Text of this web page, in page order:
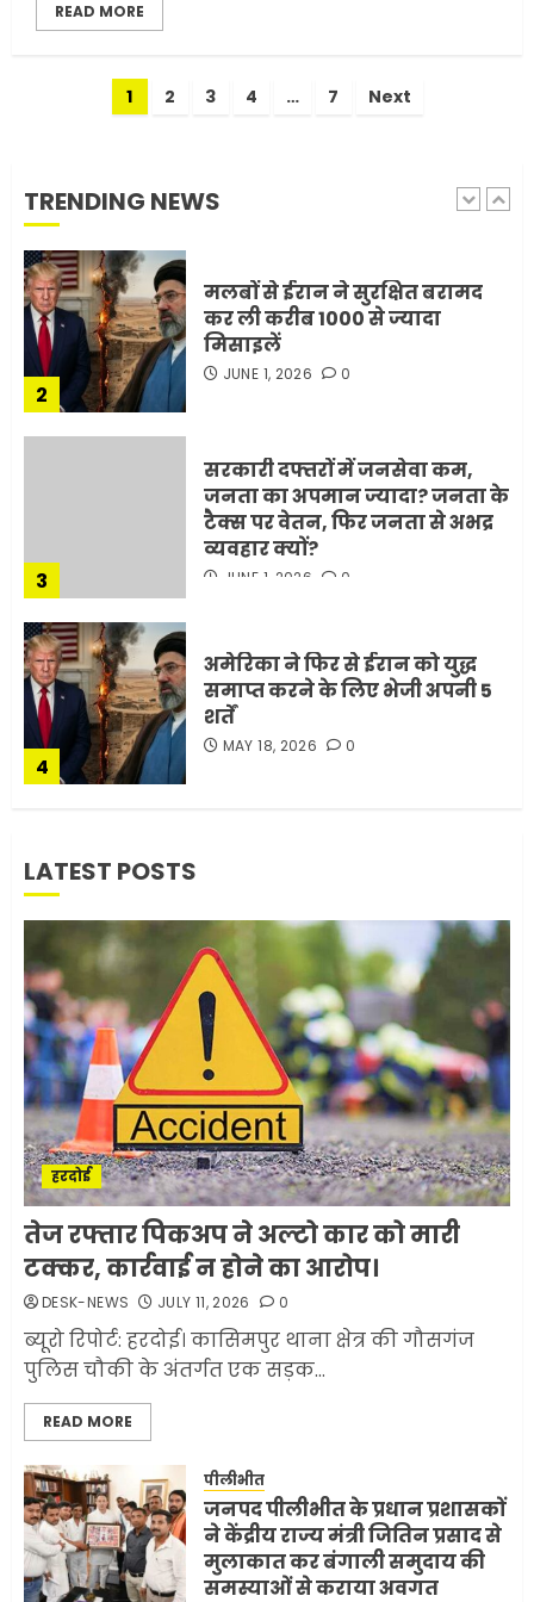
READ MORE
1 2 3 4 … 7 Next
TRENDING NEWS
1
2
मलबों से ईरान ने सुरक्षित बरामद
3
सरकारी दफ्तरों में जनसेवा कम,
जनता का अपमान ज्यादा? जनता के
टैक्स पर वेतन, फिर जनता से अभद्र
व्यवहार क्यों?
4
अमेरिका ने फिर से ईरान को युद्ध
समाप्त करने के लिए भेजी अपनी 5
शर्तें
MAY 18, 2026
5
भारत-अमेरिका व्यापार समझौता
ट्रंप ने किया एलान
रही है!
0
2
मलबों से ईरान ने सुरक्षित बरामद
कर ली करीब 1000 से ज्यादा
मिसाइलें
JUNE 1, 2026 0
सरकारी दफ्तरों में जनसेवा कम,
जनता का अपमान ज्यादा? जनता के
टैक्स पर वेतन, फिर जनता से अभद्र
व्यवहार क्यों?
4
MAY 18, 2026
LATEST POSTS
हरदोई
तेज रफ्तार पिकअप ने अल्टो कार को मारी
टक्कर, कार्रवाई न होने का आरोप।
DESK-NEWS JULY 11, 2026 0
ब्यूरो रिपोर्ट: हरदोई। कासिमपुर थाना क्षेत्र की गौसगंज
पुलिस चौकी के अंतर्गत एक सड़क...
READ MORE
पीलीभीत
जनपद पीलीभीत के प्रधान प्रशासकों
ने केंद्रीय राज्य मंत्री जितिन प्रसाद से
मुलाकात कर बंगाली समुदाय की
समस्याओं से कराया अवगत